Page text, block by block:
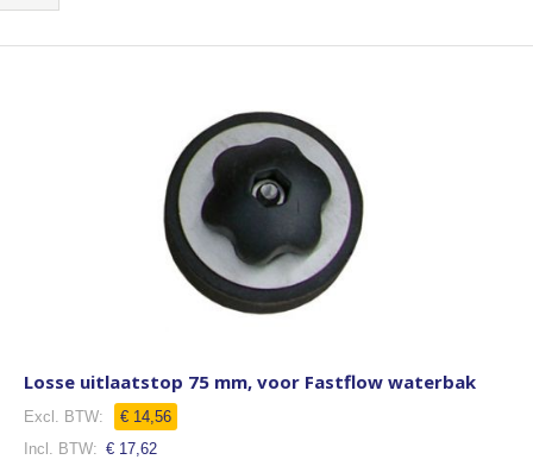
Losse uitlaatstop 75 mm, voor Fastflow waterbak
€ 14,56
€ 17,62
Filteren